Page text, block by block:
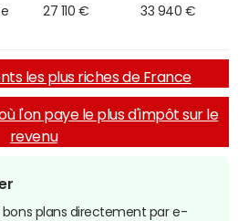
27 110 € 33 940 €
les plus riches de France
l'on paye le plus d'impôt sur le
revenu
bons plans directement par e-